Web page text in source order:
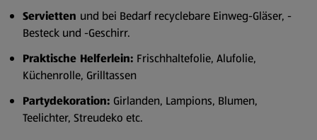
Servietten und bei Bedarf recyclebare Einweg-Gläser, -
Besteck und -Geschirr.
Praktische Helferlein: Frischhaltefolie, Alufolie,
Küchenrolle, Grilltassen
Partydekoration: Girlanden, Lampions, Blumen,
Teelichter, Streudeko etc.